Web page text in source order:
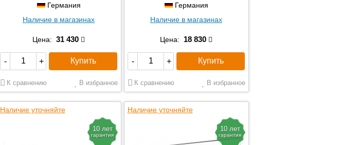
Германия
Наличие в магазинах
Цена: 31 430
- + Купить
К сравнению В избранное
Германия
Наличие в магазинах
Цена: 18 830
- + Купить
К сравнению В избранное
Наличие уточняйте
10 лет
гарантия
Наличие уточняйте
10 лет
гарантия